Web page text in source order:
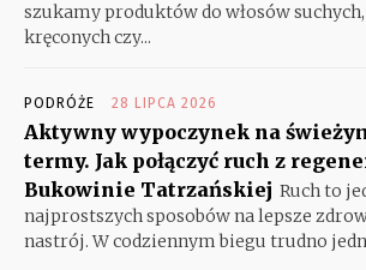
szukamy produktów do włosów
kręconych czy...
PODRÓŻE 28 LIPCA 2026
Aktywny wypoczynek na
termy. Jak połączyć ruch z
Bukowinie Tatrzańskiej Ruch to
najprostszych sposobów na lepsze
nastrój. W codziennym biegu trudno